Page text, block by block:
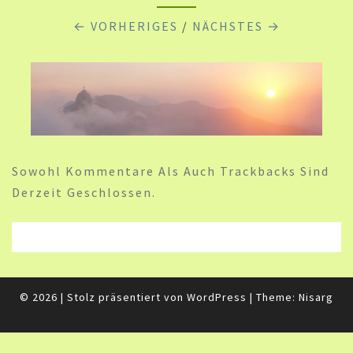
← VORHERIGES / NÄCHSTES →
Sowohl Kommentare Als Auch Trackbacks Sind
Derzeit Geschlossen.
© 2026 | Stolz präsentiert von WordPress | Theme: Nisarg